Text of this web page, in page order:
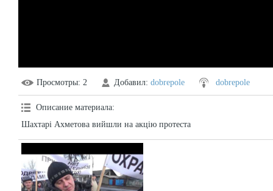
Просмотры: 2 Добавил: dobrepole dobrepole
Описание материала:
Шахтарі Ахметова вийшли на акцію протеста